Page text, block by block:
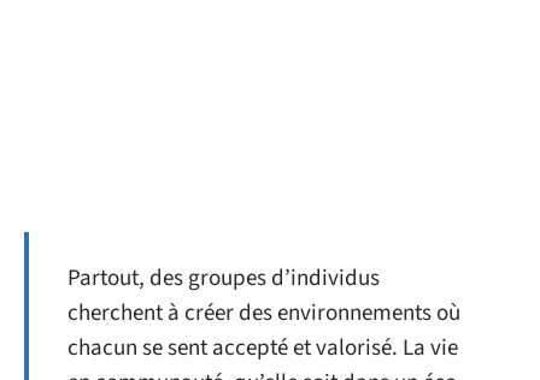
Partout, des groupes d’individus
cherchent à créer des environnements où
chacun se sent accepté et valorisé. La vie